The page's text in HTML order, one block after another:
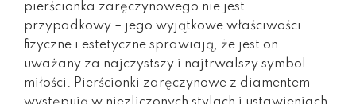
pierścionka zaręczynowego nie jest
przypadkowy – jego wyjątkowe właściwości
fizyczne i estetyczne sprawiają, że jest on
uważany za najczystszy i najtrwalszy symbol
miłości. Pierścionki zaręczynowe z diamentem